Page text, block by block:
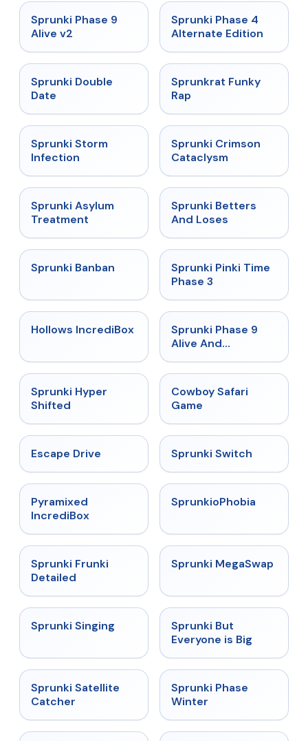
★
Sprunki Phase 9
Alive v2
★
Sprunki Phase 4
Alternate Edition
★
Sprunki Double
Date
★ 4.7
Sprunkrat Funky
Rap
★
Sprunki Storm
Infection
★ 4.7
Sprunki Crimson
Cataclysm
★
Sprunki Asylum
Treatment
★
Sprunki Betters
And Loses
★
Sprunki Banban ★ 4.9
Sprunki Pinki Time
Phase 3
★ 4.3
Hollows IncrediBox ★
Sprunki Phase 9
Alive And
★
Sprunki Hyper
Shifted
Cowboy Safari
Game
Escape Drive ★
Sprunki Switch
Pyramixed
IncrediBox
★
SprunkioPhobia
★
Sprunki Frunki
Detailed
★ 4.5
Sprunki MegaSwap
★
Sprunki Singing
Sprunki But
Everyone is Big
★ 4.4
Sprunki Satellite
Catcher
★
Sprunki Phase
Winter